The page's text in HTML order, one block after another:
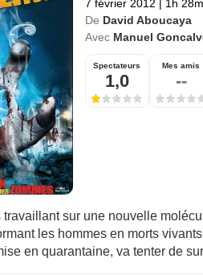
7 février 2012 | 1h
De David Aboucaya
Avec Manuel
Spectateurs
1,0
Mes amis
--
travaillant sur une nouvelle
les hommes en morts
en quarantaine, va tenter de